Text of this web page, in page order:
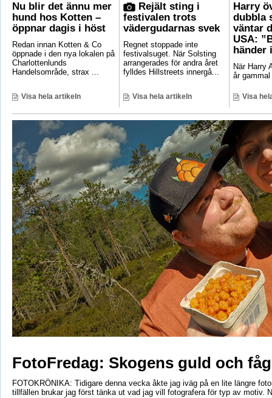
Nu blir det ännu mer
hund hos Kotten –
öppnar dagis i höst
Redan innan Kotten & Co
öppnade i den nya lokalen på
Charlottenlunds
Handelsområde, strax ...
Visa hela artikeln
Rejält sting i
festivalen trots
vädergudarnas svek
Regnet stoppade inte
festivalsuget. När Solsting
arrangerades för andra året
fylldes Hillstreets innergå...
Visa hela artikeln
Harry
dubbla
väntar
USA:
händer
När Harry
år
Visa
FotoFredag: Skogens guld och
FOTOKRÖNIKA: Tidigare denna vecka åkte jag iväg på en lite längre
tillfällen brukar jag först tänka ut vad jag vill fotografera för typ av motiv.